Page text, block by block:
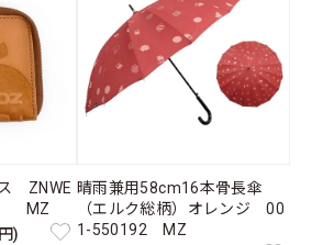
ZNWE
MZ
)
晴雨兼用58cm16本骨長傘
（エルク総柄）オレンジ 00
1-550192 MZ